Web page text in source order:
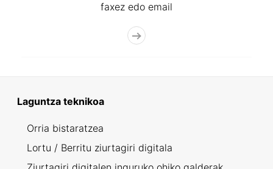
faxez edo email
Laguntza teknikoa
Orria bistaratzea
Lortu / Berritu ziurtagiri digitala